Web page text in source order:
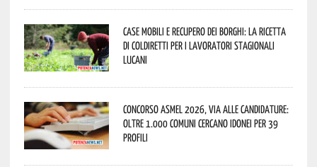
Case mobili e recupero dei borghi: la ricetta
di Coldiretti per i lavoratori stagionali
lucani
Concorso Asmel 2026, via alle candidature:
oltre 1.000 Comuni cercano idonei per 39
profili